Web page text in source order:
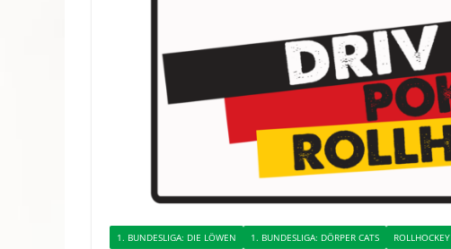
1. BUNDESLIGA: DIE LÖWEN 1. BUNDESLIGA: DÖRPER CATS ROLLHOCKEY